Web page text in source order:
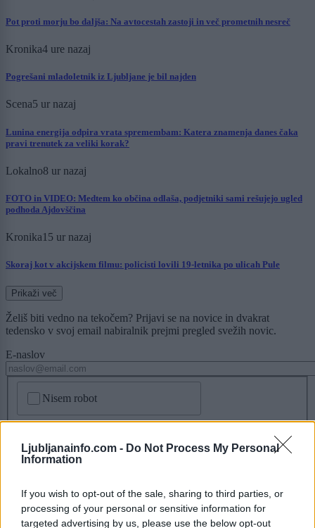
Ljubljanainfo.com - Do Not Process My Personal
Information
If you wish to opt-out of the sale, sharing to third parties, or
processing of your personal or sensitive information for
targeted advertising by us, please use the below opt-out
Pot proti morju bo daljša: Na avtocestah zastoji in več prometnih nesreč
Kronika4 ure nazaj
Pogrešani mladoletnik iz Ljubljane je bil najden
Scena5 ur nazaj
Lunina energija odpira vrata spremembam: Katera znamenja danes čaka
pravi trenutek za veliki korak?
Lokalno8 ur nazaj
FOTO in VIDEO: Medtem ko občina odlaša, podjetniki sami rešujejo ugled
podhoda Ajdovščina
Kronika15 ur nazaj
Skoraj kot v akcijskem filmu: policisti lovili 19-letnika po ulicah Pule
Prikaži več
Želiš biti vedno na tekočem? Prijavi se na novice in dvakrat
tedensko v svoj email nabiralnik prejmi pregled svežih novic.
E-naslov
Nisem robot
Imaš novico, informacijo, fotografijo ali video, ki bi nas utegnila
Pošlji